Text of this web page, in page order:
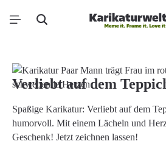
Zum Hauptinhalt springen
Bildergalerie überspringen
Verliebt auf dem
Spaßige Karikatur: Verliebt auf dem
humorvoll. Mit einem Lächeln und
Geschenk! Jetzt zeichnen lassen!